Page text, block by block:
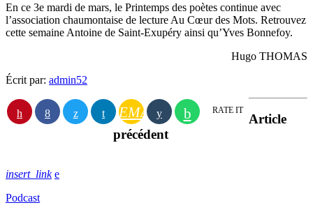
En ce 3e mardi de mars, le Printemps des poètes continue avec
l’association chaumontaise de lecture Au Cœur des Mots. Retrouvez
cette semaine Antoine de Saint-Exupéry ainsi qu’Yves Bonnefoy.
Hugo THOMAS
Écrit par: admin52
EMAIL RATE IT
Article
précédent
insert_link
Podcast